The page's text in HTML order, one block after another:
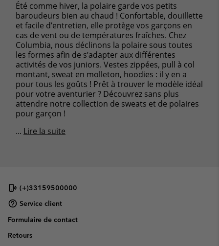
Été comme hiver, la polaire garde vos petits
baroudeurs bien au chaud ! Confortable, douillette
et facile d’entretien, elle protège vos garçons en
cas de vent ou de températures fraîches. Chez
Columbia, nous déclinons la polaire sous toutes
les formes afin de s’adapter aux différentes
activités de vos juniors. Vestes zippées, pull à col
montant, sweat en molleton, hoodies : il y en a
pour tous les goûts ! Prêt à trouver le modèle idéal
pour votre aventurier ? Découvrez sans plus
attendre notre collection de sweats et de polaires
pour garçon !
... Lire la suite
(+)33159500000
Service client
Formulaire de contact
Retours